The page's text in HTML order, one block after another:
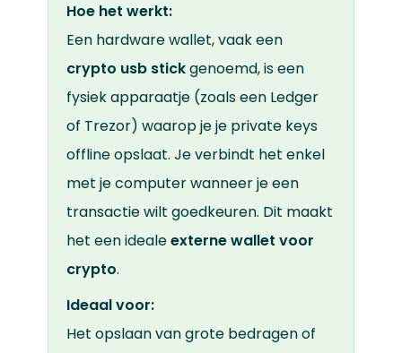
Hoe het werkt:
Een hardware wallet, vaak een
crypto usb stickgenoemd, is een
fysiek apparaatje (zoals een Ledger
of Trezor) waarop je je private keys
offline opslaat. Je verbindt het enkel
met je computer wanneer je een
transactie wilt goedkeuren. Dit maakt
het een idealeexterne wallet voor
crypto.
Ideaal voor:
Het opslaan van grote bedragen of